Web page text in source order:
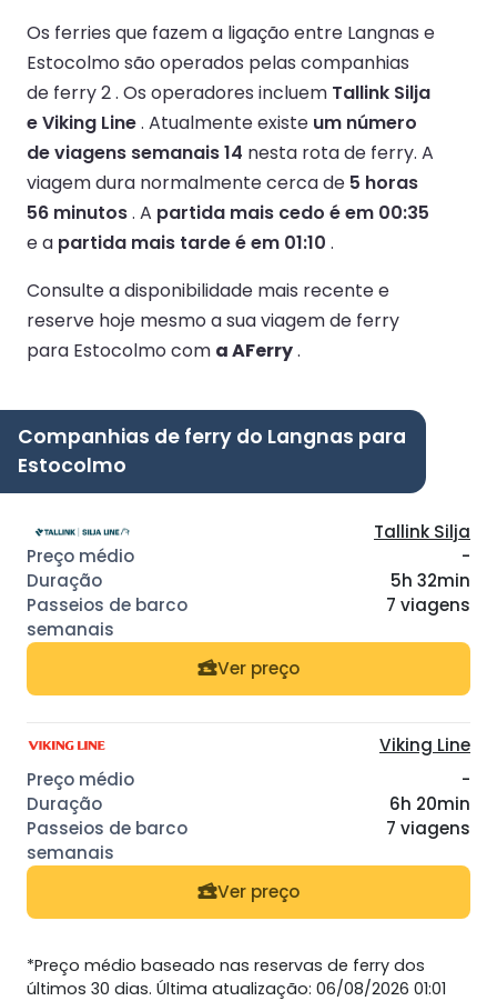
Os ferries que fazem a ligação entre Langnas e
Estocolmo são operados pelas companhias
de ferry 2 . Os operadores incluem Tallink Silja
e Viking Line. Atualmente existe um número
de viagens semanais 14 nesta rota de ferry. A
viagem dura normalmente cerca de 5 horas
56 minutos. A partida mais cedo é em 00:35
e a partida mais tarde é em 01:10 .
Consulte a disponibilidade mais recente e
reserve hoje mesmo a sua viagem de ferry
para Estocolmo com a AFerry.
Companhias de ferry do Langnas para
Estocolmo
Tallink Silja
-
5h 32min
7 viagens
Ver preço
Viking Line
-
6h 20min
7 viagens
Ver preço
*Preço médio baseado nas reservas de ferry dos
últimos 30 dias. Última atualização: 06/08/2026 01:01